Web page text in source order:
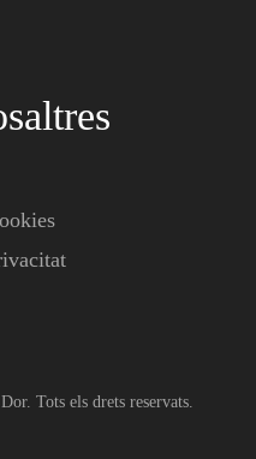
. Tots els drets reservats.